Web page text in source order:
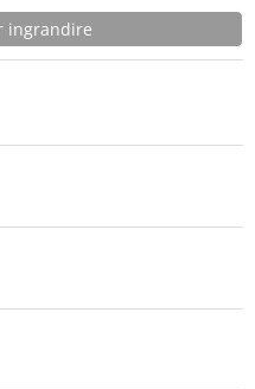
ingrandire